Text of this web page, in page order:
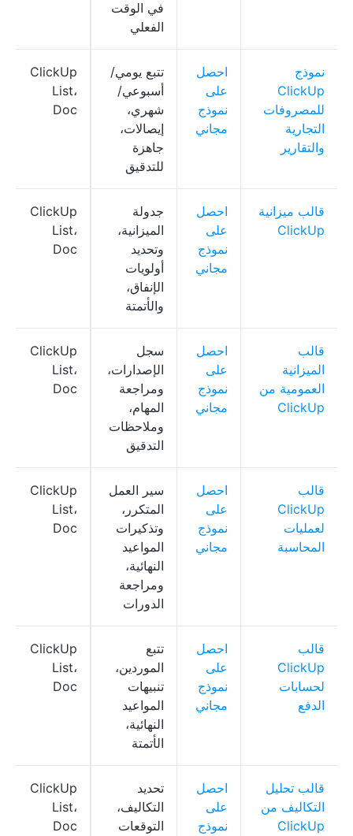
في الوقت
الفعلي
نموذج
ClickUp
للمصروفات
التجارية
والتقارير
احصل
على
نموذج
مجاني
تتبع يومي/
أسبوعي/
شهري،
إيصالات،
جاهزة
للتدقيق
ClickUp
List،
Doc
قالب ميزانية
ClickUp
احصل
على
نموذج
مجاني
جدولة
الميزانية،
وتحديد
أولويات
الإنفاق،
والأتمتة
ClickUp
List،
Doc
قالب
الميزانية
العمومية من
ClickUp
احصل
على
نموذج
مجاني
سجل
الإصدارات،
ومراجعة
المهام،
وملاحظات
التدقيق
ClickUp
List،
Doc
قالب
ClickUp
لعمليات
المحاسبة
احصل
على
نموذج
مجاني
سير العمل
المتكرر،
وتذكيرات
المواعيد
النهائية،
ومراجعة
الدورات
ClickUp
List،
Doc
قالب
ClickUp
لحسابات
الدفع
احصل
على
نموذج
مجاني
تتبع
الموردين،
تنبيهات
المواعيد
النهائية،
الأتمتة
ClickUp
List،
Doc
قالب تحليل
التكاليف من
ClickUp
احصل
على
نموذج
تحديد
التكاليف،
التوقعات
ClickUp
List،
Doc